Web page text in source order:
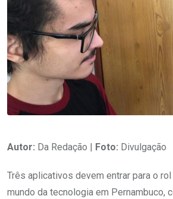
Autor: Da Redação | Foto: Divulgação
Três aplicativos devem entrar para o
mundo da tecnologia em Pernambuco,